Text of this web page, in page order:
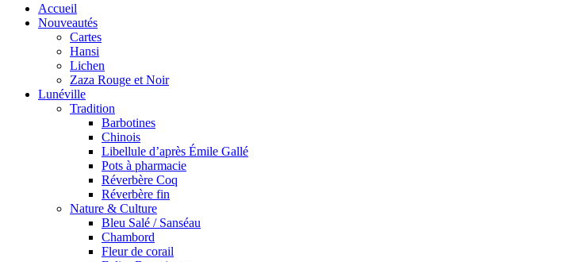
Accueil
Nouveautés
Cartes
Hansi
Lichen
Zaza Rouge et Noir
Lunéville
Tradition
Barbotines
Chinois
Libellule d’après Émile Gallé
Pots à pharmacie
Réverbère Coq
Réverbère fin
Nature & Culture
Bleu Salé / Sanséau
Chambord
Fleur de corail